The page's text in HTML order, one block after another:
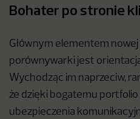
Bohater po stronie
Głównym elementem
porównywarki jest
Wychodząc im naprzeciw,
że dzięki bogatemu portfolio
ubezpieczenia